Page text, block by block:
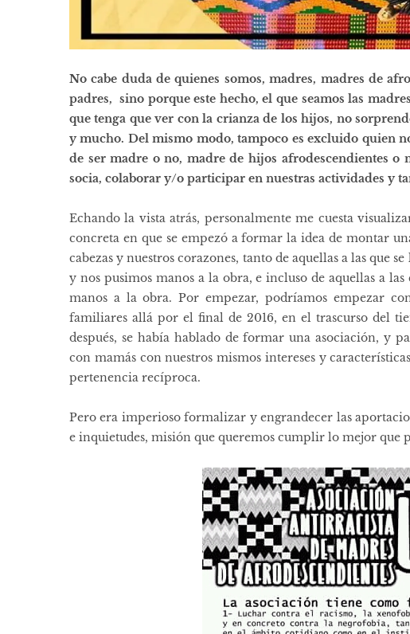
No cabe duda de quienes somos, madres, madres de
padres, sino porque este hecho, el que seamos las
que tenga que ver con la crianza de los hijos, no
y mucho. Del mismo modo, tampoco es excluido quien
de ser madre o no, madre de hijos afrodescendientes
socia, colaborar y/o participar en nuestras actividades y
Echando la vista atrás, personalmente me cuesta
concreta en que se empezó a formar la idea de montar
cabezas y nuestros corazones, tanto de aquellas a las que
y nos pusimos manos a la obra, e incluso de aquellas a
manos a la obra. Por empezar, podríamos empezar
familiares allá por el final de 2016, en el trascurso del
después, se había hablado de formar una asociación, y
con mamás con nuestros mismos intereses y
pertenencia recíproca.
Pero era imperioso formalizar y engrandecer las
e inquietudes, misión que queremos cumplir lo mejor que